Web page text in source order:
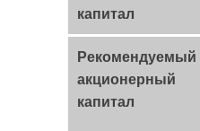
капитал
Рекомендуемый
акционерный
капитал